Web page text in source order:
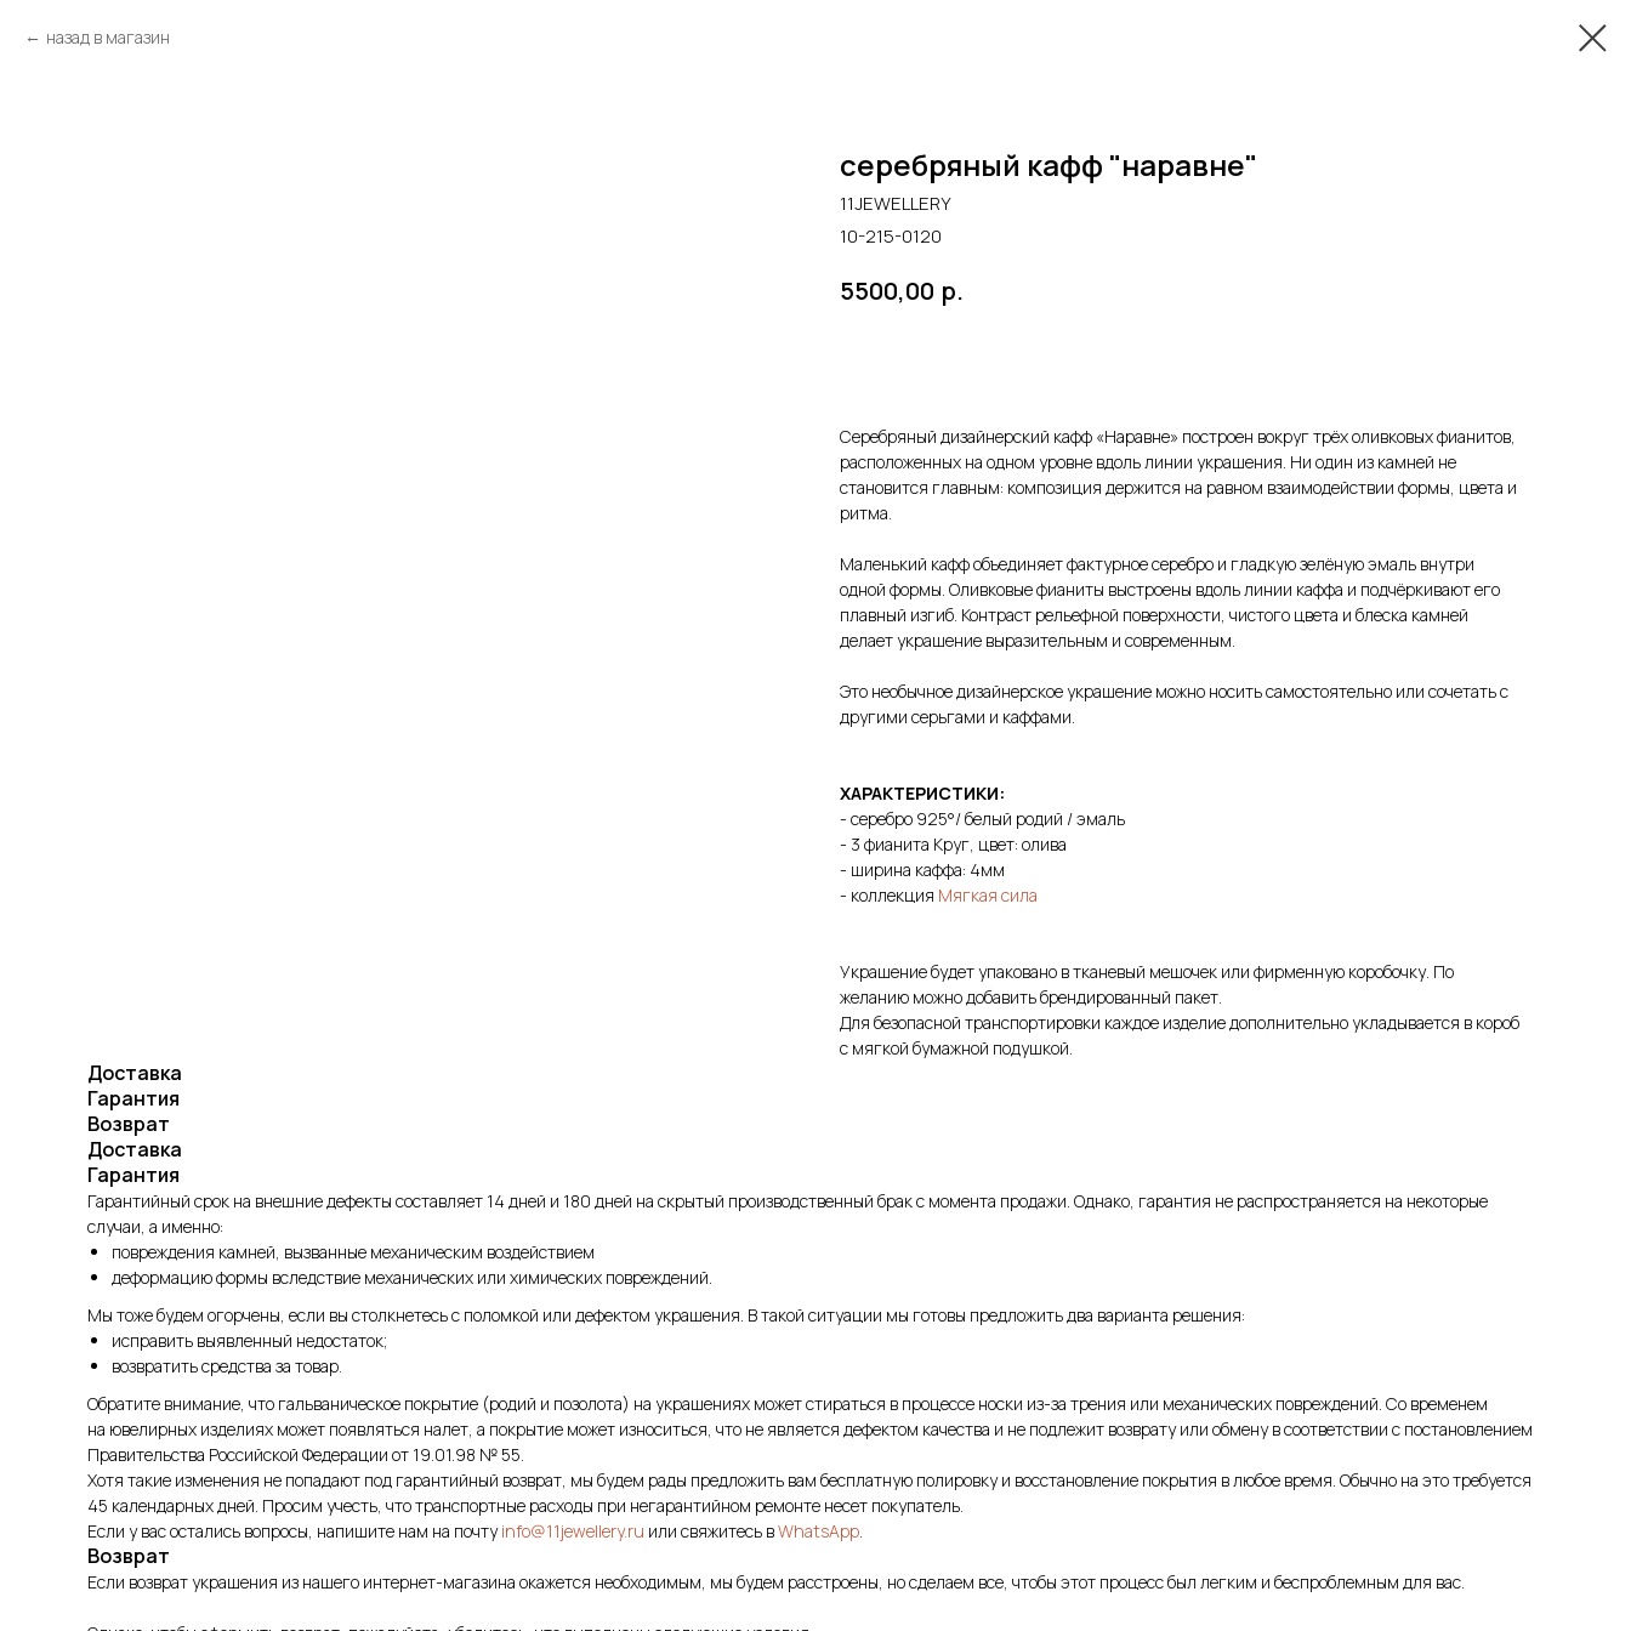
назад в магазин
серебряный кафф "наравне"
11JEWELLERY
10-215-0120
5500,00 р.
Серебряный дизайнерский кафф «Наравне» построен вокруг трёх оливковых фианитов,
расположенных на одном уровне вдоль линии украшения. Ни один из камней не
становится главным: композиция держится на равном взаимодействии формы, цвета и
ритма.
Маленький кафф объединяет фактурное серебро и гладкую зелёную эмаль внутри
одной формы. Оливковые фианиты выстроены вдоль линии каффа и подчёркивают его
плавный изгиб. Контраст рельефной поверхности, чистого цвета и блеска камней
делает украшение выразительным и современным.
Это необычное дизайнерское украшение можно носить самостоятельно или сочетать с
другими серьгами и каффами.
ХАРАКТЕРИСТИКИ:
- серебро 925°/ белый родий / эмаль
- 3 фианита Круг, цвет: олива
- ширина каффа: 4мм
- коллекция Мягкая сила
Украшение будет упаковано в тканевый мешочек или фирменную коробочку. По
желанию можно добавить брендированный пакет.
Для безопасной транспортировки каждое изделие дополнительно укладывается в короб
с мягкой бумажной подушкой.
Доставка
Гарантия
Возврат
Доставка
Гарантия
Гарантийный срок на внешние дефекты составляет 14 дней и 180 дней на скрытый производственный брак с момента продажи. Однако, гарантия не распространяется на некоторые
случаи, а именно:
повреждения камней, вызванные механическим воздействием
деформацию формы вследствие механических или химических повреждений.
Мы тоже будем огорчены, если вы столкнетесь с поломкой или дефектом украшения. В такой ситуации мы готовы предложить два варианта решения:
исправить выявленный недостаток;
возвратить средства за товар.
Обратите внимание, что гальваническое покрытие (родий и позолота) на украшениях может стираться в процессе носки из-за трения или механических повреждений. Со временем
на ювелирных изделиях может появляться налет, а покрытие может износиться, что не является дефектом качества и не подлежит возврату или обмену в соответствии с постановлением
Правительства Российской Федерации от 19.01.98 № 55.
Хотя такие изменения не попадают под гарантийный возврат, мы будем рады предложить вам бесплатную полировку и восстановление покрытия в любое время. Обычно на это требуется
45 календарных дней. Просим учесть, что транспортные расходы при негарантийном ремонте несет покупатель.
Если у вас остались вопросы, напишите нам на почтуinfo@11jewellery.ru или свяжитесь вWhatsApp
Возврат
Если возврат украшения из нашего интернет-магазина окажется необходимым, мы будем расстроены, но сделаем все, чтобы этот процесс был легким и беспроблемным для вас.